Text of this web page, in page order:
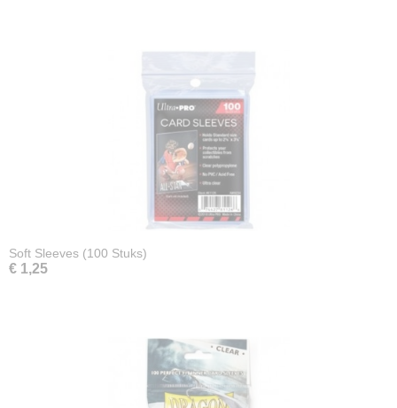
Soft Sleeves (100 Stuks)
€ 1,25